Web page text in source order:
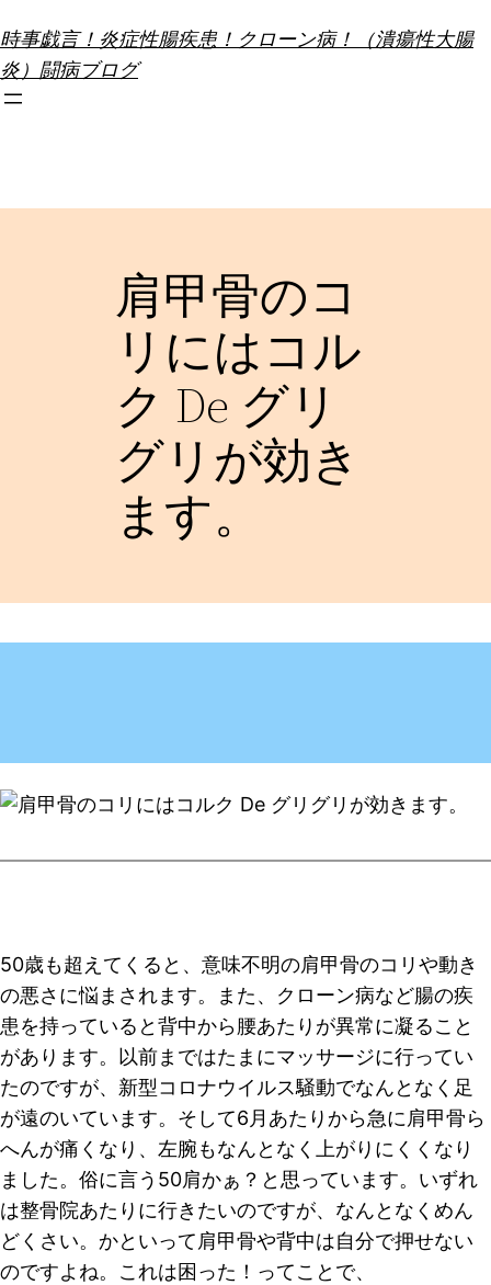
容
を
ス
時事戯言！炎症性腸疾患！クローン病！（潰瘍性大腸
炎）闘病ブログ
肩甲骨のコ
リにはコル
ク De グリ
グリが効き
ます。
50歳も超えてくると、意味不明の肩甲骨のコリや動き
の悪さに悩まされます。また、クローン病など腸の疾
患を持っていると背中から腰あたりが異常に凝ること
があります。以前まではたまにマッサージに行ってい
たのですが、新型コロナウイルス騒動でなんとなく足
が遠のいています。そして6月あたりから急に肩甲骨ら
へんが痛くなり、左腕もなんとなく上がりにくくなり
ました。俗に言う50肩かぁ？と思っています。いずれ
は整骨院あたりに行きたいのですが、なんとなくめん
どくさい。かといって肩甲骨や背中は自分で押せない
のですよね。これは困った！ってことで、